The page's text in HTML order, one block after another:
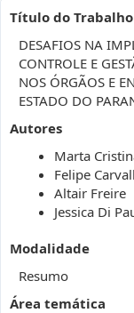
Título do Trabalho
DESAFIOS NA
CONTROLE E
NOS ÓRGÃOS E
ESTADO DO
Autores
Marta
Felipe
Altair Freire
Jessica Di
Modalidade
Resumo
Área temática